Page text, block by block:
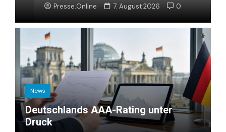
Presse.Online 7. August 2026 0
News
Deutschlands AAA-Rating unter
Druck